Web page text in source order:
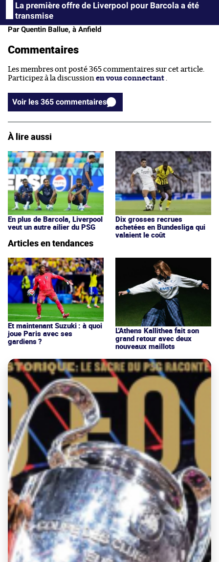
La première offre de Liverpool pour Barcola a été
transmise
Par Quentin Ballue, à Anfield
Commentaires
Les membres ont posté 365 commentaires sur cet article.
Participez à la discussion en vous connectant .
Voir les 365 commentaires
À lire aussi
En plus de Barcola, Liverpool
veut un autre ailier du PSG
Dix grosses recrues
achetées en Bundesliga qui
valaient le coût
Articles en tendances
Et maintenant Suzuki : à quoi
joue Paris avec ses
gardiens ?
L'Athens Kallithea fait son
grand retour avec deux
nouveaux maillots